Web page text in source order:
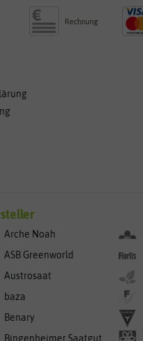
Rechnung
Arche Noah
ASB Greenworld
Austrosaat
baza
Benary
Bingenheimer Saatgut